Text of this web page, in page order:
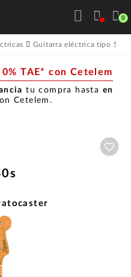
0
Guitarra eléctrica tipo
TAE* con Cetelem
tu compra hasta en
Cetelem.